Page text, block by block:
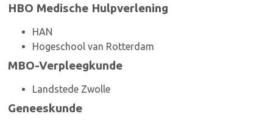
HBO Medische Hulpverlening
HAN
Hogeschool van Rotterdam
MBO-Verpleegkunde
Landstede Zwolle
Geneeskunde